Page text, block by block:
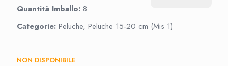
Quantità Imballo: 8
Categorie: Peluche, Peluche 15-20 cm (Mis 1)
NON DISPONIBILE